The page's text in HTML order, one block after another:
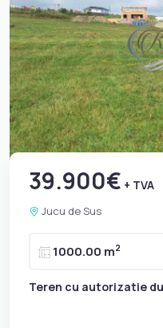
39.900€ + TVA
Jucu de Sus
1000.00 m2
Teren cu autorizatie